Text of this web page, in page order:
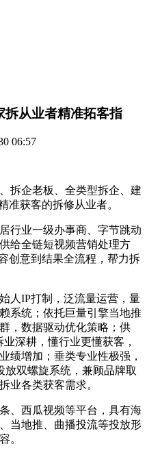
拆从业者精准拓客指
06:57
企老板、全类型拆企、建
准获客的拆修从业者。
业一级办事商、字节跳动
给全链短视频营销处理方
创意到结果全流程，帮力拆
IP打制，泛流量运营，量
系统；依托巨量引擎当地推
，数据驱动优化策略；供
深耕，懂行业更懂获客，
绩增加；垂类专业性极强，
双螺旋系统，兼顾品牌取
业各类获客需求。
西瓜视频等平台，具有海
当地推、曲播投流等投放形
。